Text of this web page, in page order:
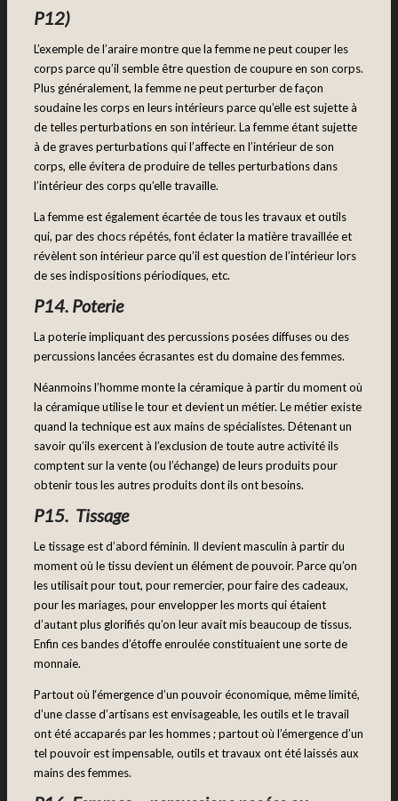
P12)
L’exemple de l’araire montre que la femme ne peut couper les
corps parce qu’il semble être question de coupure en son corps.
Plus généralement, la femme ne peut perturber de façon
soudaine les corps en leurs intérieurs parce qu’elle est sujette à
de telles perturbations en son intérieur. La femme étant sujette
à de graves perturbations qui l’affecte en l’intérieur de son
corps, elle évitera de produire de telles perturbations dans
l’intérieur des corps qu’elle travaille.
La femme est également écartée de tous les travaux et outils
qui, par des chocs répétés, font éclater la matière travaillée et
révèlent son intérieur parce qu’il est question de l’intérieur lors
de ses indispositions périodiques, etc.
P14. Poterie
La poterie impliquant des percussions posées diffuses ou des
percussions lancées écrasantes est du domaine des femmes.
Néanmoins l’homme monte la céramique à partir du moment où
la céramique utilise le tour et devient un métier. Le métier existe
quand la technique est aux mains de spécialistes. Détenant un
savoir qu’ils exercent à l’exclusion de toute autre activité ils
comptent sur la vente (ou l’échange) de leurs produits pour
obtenir tous les autres produits dont ils ont besoins.
P15. Tissage
Le tissage est d’abord féminin. Il devient masculin à partir du
moment où le tissu devient un élément de pouvoir. Parce qu’on
les utilisait pour tout, pour remercier, pour faire des cadeaux,
pour les mariages, pour envelopper les morts qui étaient
d’autant plus glorifiés qu’on leur avait mis beaucoup de tissus.
Enfin ces bandes d’étoffe enroulée constituaient une sorte de
monnaie.
Partout où l‘émergence d’un pouvoir économique, même limité,
d’une classe d’artisans est envisageable, les outils et le travail
ont été accaparés par les hommes ; partout où l’émergence d’un
tel pouvoir est impensable, outils et travaux ont été laissés aux
mains des femmes.